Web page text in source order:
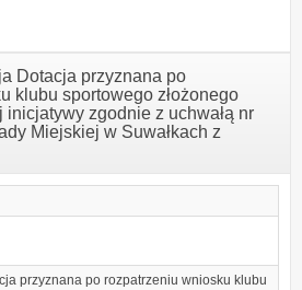
Dotacja przyznana po
klubu sportowego złożonego
inicjatywy zgodnie z uchwałą nr
Miejskiej w Suwałkach z
przyznana po rozpatrzeniu wniosku klubu